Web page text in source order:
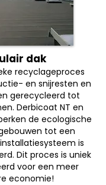
dak
recyclageproces
en snijresten en
gerecycleerd tot
Derbicoat NT en
de ecologische
tot een
is
Dit proces is uniek
voor een meer
economie!